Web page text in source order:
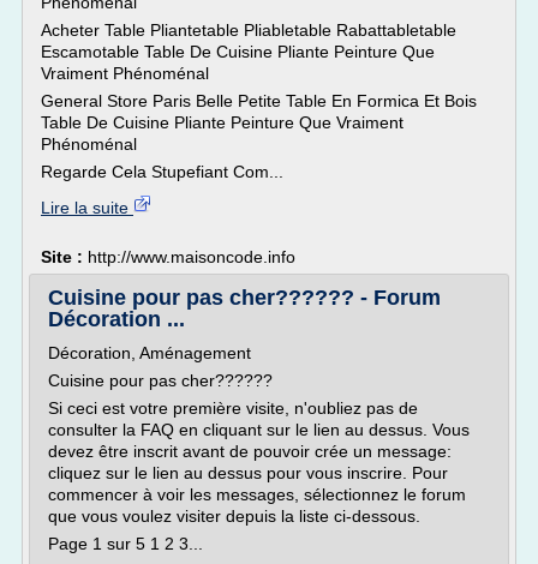
Acheter Table Pliantetable Pliabletable Rabattabletable
Escamotable Table De Cuisine Pliante Peinture Que
Vraiment Phénoménal
General Store Paris Belle Petite Table En Formica Et Bois
Table De Cuisine Pliante Peinture Que Vraiment
Phénoménal
Regarde Cela Stupefiant Com...
Lire la suite
Site : http://www.maisoncode.info
Cuisine pour pas cher?????? - Forum
Décoration ...
Décoration, Aménagement
Cuisine pour pas cher??????
Si ceci est votre première visite, n'oubliez pas de
consulter la FAQ en cliquant sur le lien au dessus. Vous
devez être inscrit avant de pouvoir crée un message:
cliquez sur le lien au dessus pour vous inscrire. Pour
commencer à voir les messages, sélectionnez le forum
que vous voulez visiter depuis la liste ci-dessous.
Page 1 sur 5 1 2 3...